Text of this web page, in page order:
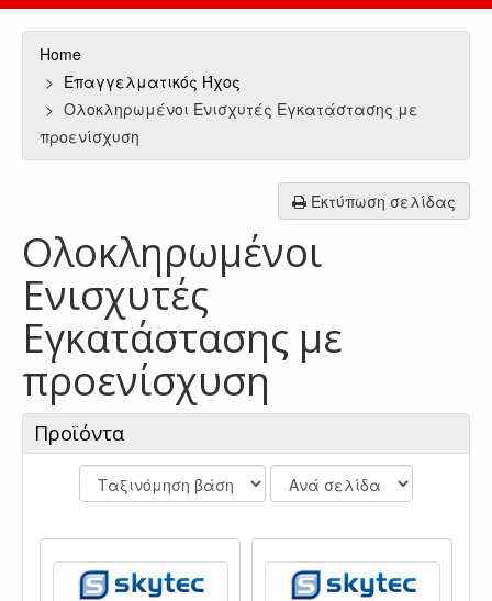
Home
Επαγγελματικός Ήχος
Ολοκληρωμένοι Ενισχυτές Εγκατάστασης με
προενίσχυση
Εκτύπωση σελίδας
Ολοκληρωμένοι
Ενισχυτές
Εγκατάστασης με
προενίσχυση
Προϊόντα